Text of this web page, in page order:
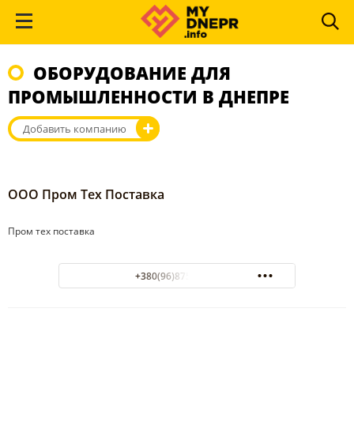
ОБОРУДОВАНИЕ ДЛЯ
ПРОМЫШЛЕННОСТИ В ДНЕПРЕ
Добавить компанию
ООО Пром Тех Поставка
Пром тех поставка
+380(96)875-44-38